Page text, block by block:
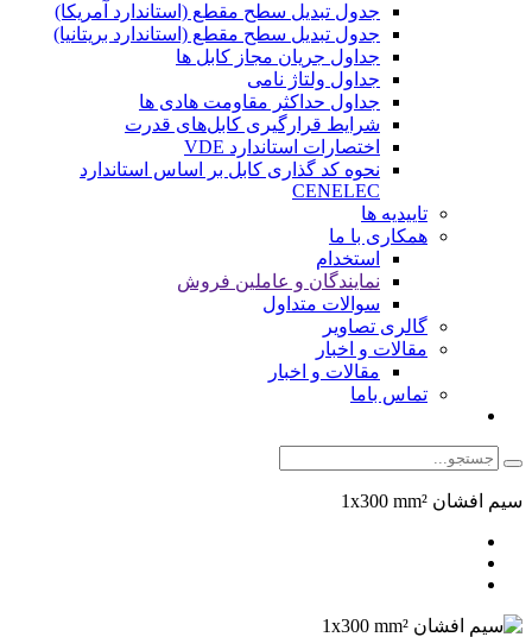
جدول تبدیل سطح مقطع (استاندارد آمریکا)
جدول تبدیل سطح مقطع (استاندارد بریتانیا)
جداول جریان مجاز کابل ها
جداول ولتاژ نامی
جداول حداکثر مقاومت هادی ها
شرایط قرارگیری کابل‌های قدرت
اختصارات استاندارد VDE
نحوه کد گذاری کابل بر اساس استاندارد
CENELEC
تاییدیه ها
همکاری با ما
استخدام
نمایندگان و عاملین فروش
سوالات متداول
گالری تصاویر
مقالات و اخبار
مقالات و اخبار
تماس باما
سیم افشان 1x300 mm²